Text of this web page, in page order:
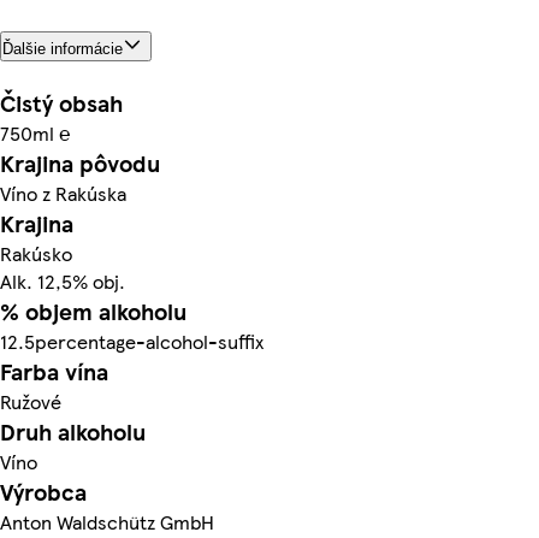
Ďalšie informácie
Čistý obsah
750ml ℮
Krajina pôvodu
Víno z Rakúska
Krajina
Rakúsko
Alk. 12,5% obj.
% objem alkoholu
12.5percentage-alcohol-suffix
Farba vína
Ružové
Druh alkoholu
Víno
Výrobca
Anton Waldschütz GmbH